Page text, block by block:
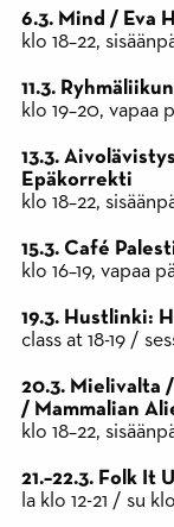
6.3. Mind / Eva
klo 18–22,
11.3.
klo 19–20, vapaa
13.3.
Epäkorrekti
klo 18–22,
15.3. Café
klo 16–19, vapaa
19.3. Hustlinki:
class at 18-19 /
20.3. Mielivalta
/ Mammalian
klo 18–22,
21.–22.3. Folk It
la klo 12-21 / su